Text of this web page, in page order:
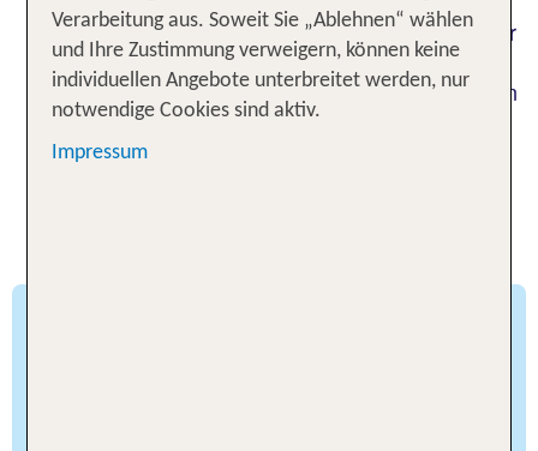
Côte d’Azur direkt am Strand? Monaco, Nizza oder
Saint-Tropez: du wirst hier sicher fündig. Mit dem
Auto, Zug oder Flugzeug ist die Wunschdestination
rasch erreicht.
Verarbeitung aus. Soweit Sie „Ablehnen“ wählen
und Ihre Zustimmung verweigern, können keine
individuellen Angebote unterbreitet werden, nur
notwendige Cookies sind aktiv.
Impressum